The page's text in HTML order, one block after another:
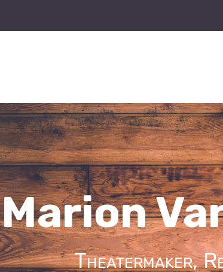
Marion
Theatermaker,